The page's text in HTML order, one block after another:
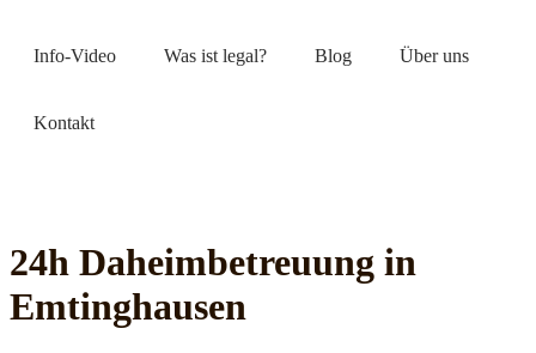
Info-Video Was ist legal? Blog Über uns
Kontakt
24h Daheim­betreuung in
Emtinghausen